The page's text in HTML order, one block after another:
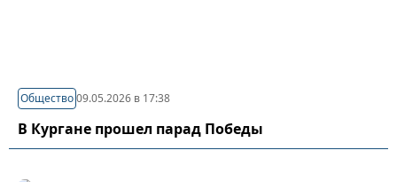
Общество09.05.2026 в 17:38
В Кургане прошел парад Победы